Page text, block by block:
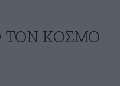
ΤΟΝ ΚΟΣΜΟ